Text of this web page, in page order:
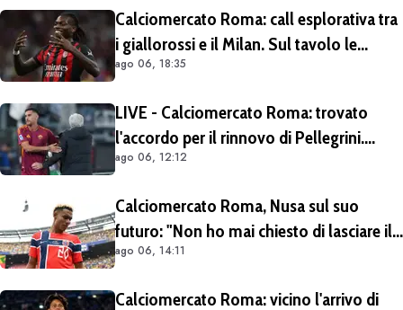
Calciomercato Roma: call esplorativa tra
i giallorossi e il Milan. Sul tavolo le
situazioni di Leao e Soulé
ago 06, 18:35
LIVE - Calciomercato Roma: trovato
l'accordo per il rinnovo di Pellegrini.
Prolungamento di un solo anno
ago 06, 12:12
Calciomercato Roma, Nusa sul suo
futuro: "Non ho mai chiesto di lasciare il
Lipsia". Giallorossi ancora al lavoro
ago 06, 14:11
Calciomercato Roma: vicino l'arrivo di